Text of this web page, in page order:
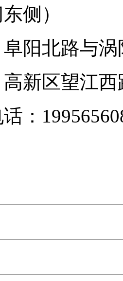
侧）
阳北路与
新区望江
：